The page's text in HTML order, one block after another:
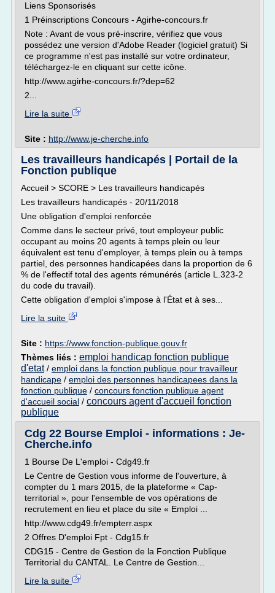
Liens Sponsorisés
1 Préinscriptions Concours - Agirhe-concours.fr
Note : Avant de vous pré-inscrire, vérifiez que vous
possédez une version d'Adobe Reader (logiciel gratuit) Si
ce programme n'est pas installé sur votre ordinateur,
téléchargez-le en cliquant sur cette icône.
http://www.agirhe-concours.fr/?dep=62
2...
Lire la suite
Site : http://www.je-cherche.info
Les travailleurs handicapés | Portail de la
Fonction publique
Accueil > SCORE > Les travailleurs handicapés
Les travailleurs handicapés - 20/11/2018
Une obligation d'emploi renforcée
Comme dans le secteur privé, tout employeur public
occupant au moins 20 agents à temps plein ou leur
équivalent est tenu d'employer, à temps plein ou à temps
partiel, des personnes handicapées dans la proportion de 6
% de l'effectif total des agents rémunérés (article L.323-2
du code du travail).
Cette obligation d'emploi s'impose à l'État et à ses...
Lire la suite
Site : https://www.fonction-publique.gouv.fr
Thèmes liés : emploi handicap fonction publique
d'etat/ emploi dans la fonction publique pour travailleur
handicape / emploi des personnes handicapees dans la
fonction publique / concours fonction publique agent
d'accueil social / concours agent d'accueil fonction
publique
Cdg 22 Bourse Emploi - informations : Je-
Cherche.info
1 Bourse De L'emploi - Cdg49.fr
Le Centre de Gestion vous informe de l'ouverture, à
compter du 1 mars 2015, de la plateforme « Cap-
territorial », pour l'ensemble de vos opérations de
recrutement en lieu et place du site « Emploi ...
http://www.cdg49.fr/empterr.aspx
2 Offres D'emploi Fpt - Cdg15.fr
CDG15 - Centre de Gestion de la Fonction Publique
Territorial du CANTAL. Le Centre de Gestion...
Lire la suite